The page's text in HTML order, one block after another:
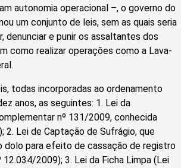
autonomia operacional –, o governo do
um conjunto de leis, sem as quais seria
denunciar e punir os assaltantes dos
como realizar operações como a Lava-
todas incorporadas ao ordenamento
anos, as seguintes: 1. Lei da
nº 131/2009, conhecida
2. Lei de Captação de Sufrágio, que
dolo para efeito de cassação de registro
2009); 3. Lei da Ficha Limpa (Lei